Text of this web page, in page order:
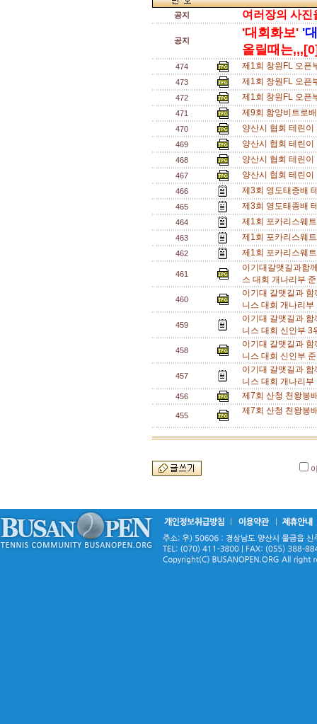
공지 여러장의 사진
공지
'대회화보' '
올릴때는
474 제1회 창원FL 오픈
473 제1회 창원FL 오픈
472 제1회 창원FL 오픈
471 제9회 함양비트로
470 양산시 협회 테린
469 양산시 협회 테린
468 양산시 협회 테린
467 양산시 협회 테린
466 제3회 영도태종배
465 제3회 영도태종배
464 제1회 포카리스웨
463 제1회 포카리스웨
462 제1회 포카리스웨
461
이기대갈맷길과함
스 대회 개나리부
460
이기대 갈맷길과
니스 대회 개나리
459
이기대 갈맷길과
니스 대회 신인부
458
이기대 갈맷길과
니스 대회 신인부
457
이기대 갈맷길과
니스 대회 개나리
456 제7회 산청 천왕봉
455 제7회 산청 천왕봉